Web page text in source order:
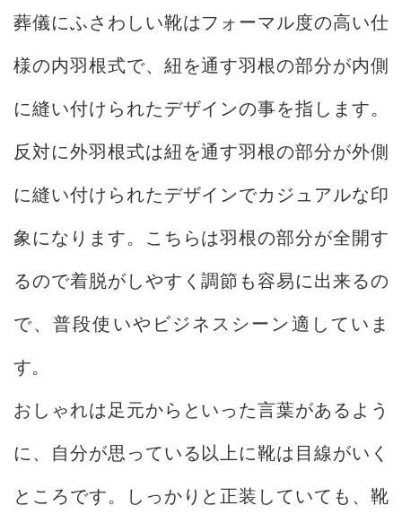
葬儀にふさわしい靴はフォーマル度の高い仕
様の内羽根式で、紐を通す羽根の部分が内側
に縫い付けられたデザインの事を指します。
反対に外羽根式は紐を通す羽根の部分が外側
に縫い付けられたデザインでカジュアルな印
象になります。こちらは羽根の部分が全開す
るので着脱がしやすく調節も容易に出来るの
で、普段使いやビジネスシーン適していま
す。
おしゃれは足元からといった言葉があるよう
に、自分が思っている以上に靴は目線がいく
ところです。しっかりと正装していても、靴